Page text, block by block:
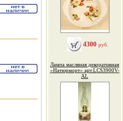
4300 руб.
Лампа масляная декоративная
«Натюрморт» арт.LCS3900V-
AL